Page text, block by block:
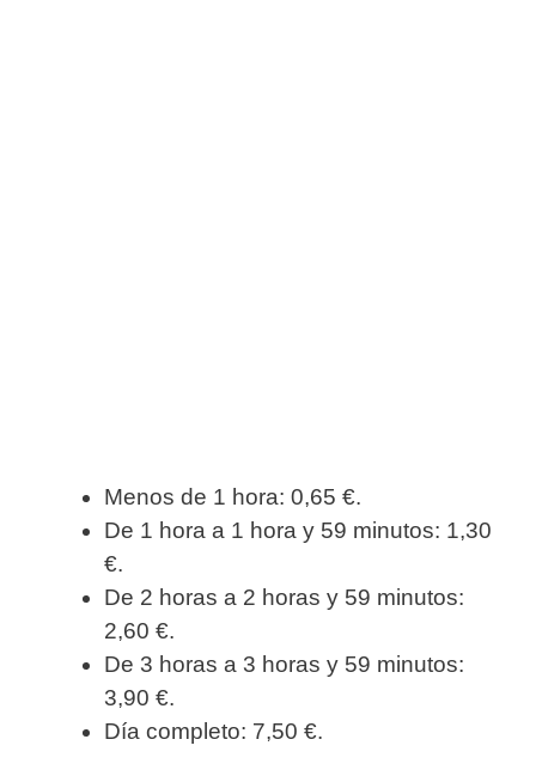
Menos de 1 hora: 0,65 €.
De 1 hora a 1 hora y 59 minutos: 1,30
€.
De 2 horas a 2 horas y 59 minutos:
2,60 €.
De 3 horas a 3 horas y 59 minutos:
3,90 €.
Día completo: 7,50 €.